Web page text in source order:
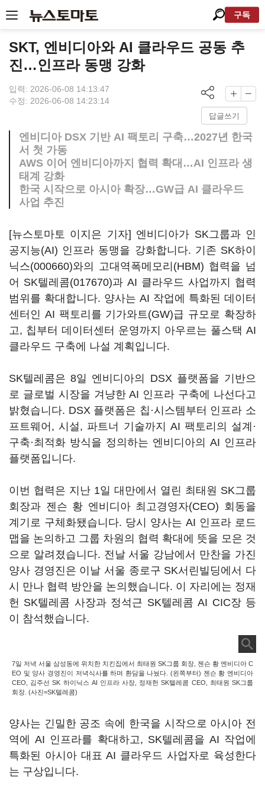
구독
SKT, 엔비디아와 AI 클라우드 공동 추
진…인프라 동맹 강화
입력: 2026-06-08 14:13:47
수정: 2026-06-08 14:23:14
답글쓰기
엔비디아 DSX 기반 AI 팩토리 구축…2027년 한국
서 첫 가동
AWS 이어 엔비디아까지 협력 확대…AI 인프라 생
태계 강화
한국 시작으로 아시아 확장…GW급 AI 클라우드
사업 추진
[뉴스토마토 이지은 기자] 엔비디아가 SK그룹과 인
공지능(AI) 인프라 동맹을 강화합니다. 기존 SK하이
닉스(000660)와의 고대역폭메모리(HBM) 협력을 넘
어 SK텔레콤(017670)과 AI 클라우드 사업까지 협력
범위를 확대합니다. 양사는 AI 작업에 특화된 데이터
센터인 AI 팩토리를 기가와트(GW)급 규모로 확장하
고, 칩부터 데이터센터 운영까지 아우르는 풀스택 AI
클라우드 구축에 나설 계획입니다.
SK텔레콤은 8일 엔비디아의 DSX 플랫폼을 기반으
로 글로벌 시장을 겨냥한 AI 인프라 구축에 나선다고
밝혔습니다. DSX 플랫폼은 칩·시스템부터 인프라 소
프트웨어, 시설, 파트너 기술까지 AI 팩토리의 설계·
구축·최적화 방식을 정의하는 엔비디아의 AI 인프라
플랫폼입니다.
이번 협력은 지난 1일 대만에서 열린 최태원 SK그룹
회장과 젠슨 황 엔비디아 최고경영자(CEO) 회동을
계기로 구체화됐습니다. 당시 양사는 AI 인프라 로드
맵을 논의하고 그룹 차원의 협력 확대에 뜻을 모은 것
으로 알려졌습니다. 전날 서울 강남에서 만찬을 가진
양사 경영진은 이날 서울 종로구 SK서린빌딩에서 다
시 만나 협력 방안을 논의했습니다. 이 자리에는 정재
헌 SK텔레콤 사장과 정석근 SK텔레콤 AI CIC장 등
이 참석했습니다.
7일 저녁 서울 삼성동에 위치한 치킨집에서 최태원 SK그룹 회장, 젠슨 황 엔비디아 C
EO 및 양사 경영진이 저녁식사를 하며 환담을 나눴다. (왼쪽부터) 젠슨 황 엔비디아
CEO, 김주선 SK 하이닉스 AI 인프라 사장, 정재헌 SK텔레콤 CEO, 최태원 SK그룹
회장. (사진=SK텔레콤)
양사는 긴밀한 공조 속에 한국을 시작으로 아시아 전
역에 AI 인프라를 확대하고, SK텔레콤을 AI 작업에
특화된 아시아 대표 AI 클라우드 사업자로 육성한다
는 구상입니다.